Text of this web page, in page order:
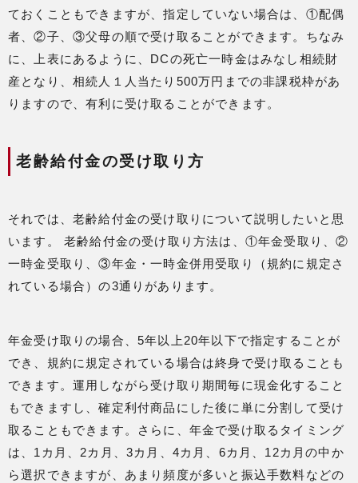
ておくこともできますが、指定していない場合は、①配偶
者、②子、③父母の順で受け取ることができます。ちなみ
に、上表にあるように、DCの死亡一時金はみなし相続財
産となり、相続人１人当たり500万円までの非課税枠があ
りますので、有利に受け取ることができます。
老齢給付金の受け取り方
それでは、老齢給付金の受け取りについて説明したいと思
います。 老齢給付金の受け取り方法は、①年金受取り、②
一時金受取り、③年金・一時金併用受取り（規約に規定さ
れている場合）の3通りがあります。
年金受け取りの場合、5年以上20年以下で指定することが
でき、規約に規定されている場合は終身で受け取ることも
できます。運用しながら受け取り期間毎に現金化すること
もできますし、確定利付商品にした後に単に分割して受け
取ることもできます。さらに、年金で受け取るタイミング
は、1カ月、2カ月、3カ月、4カ月、6カ月、12カ月の中か
ら選択できますが、あまり頻度が多いと振込手数料などの